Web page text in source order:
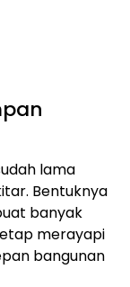
lama
Bentuknya
banyak
merayapi
bangunan